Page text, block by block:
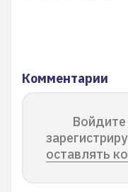
Комментарии
Войдите
оставлять